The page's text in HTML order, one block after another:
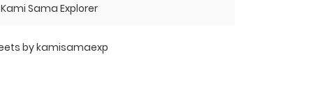
Kami Sama Explorer
by kamisamaexp